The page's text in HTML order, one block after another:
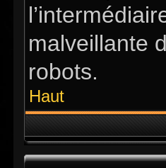
malveillante
robots.
Haut